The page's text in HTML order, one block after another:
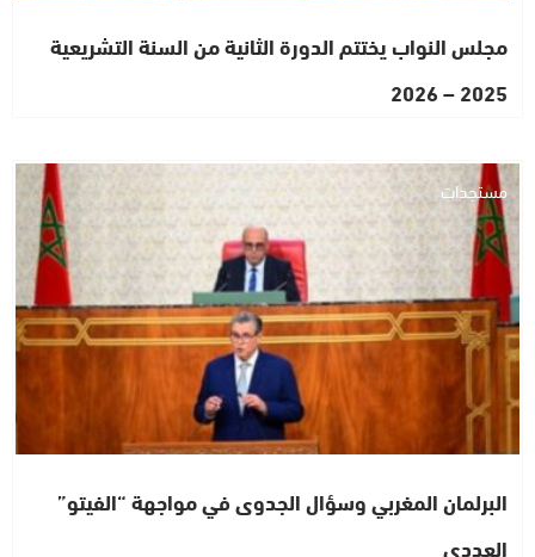
مجلس النواب يختتم الدورة الثانية من السنة التشريعية
2025 – 2026
مستجدات
البرلمان المغربي وسؤال الجدوى في مواجهة “الفيتو”
العددي